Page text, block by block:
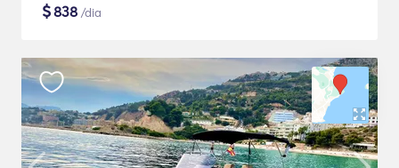
$838 /dia